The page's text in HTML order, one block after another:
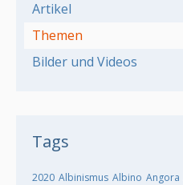
Artikel
Themen
Bilder und Videos
Tags
2020 Albinismus Albino Angora